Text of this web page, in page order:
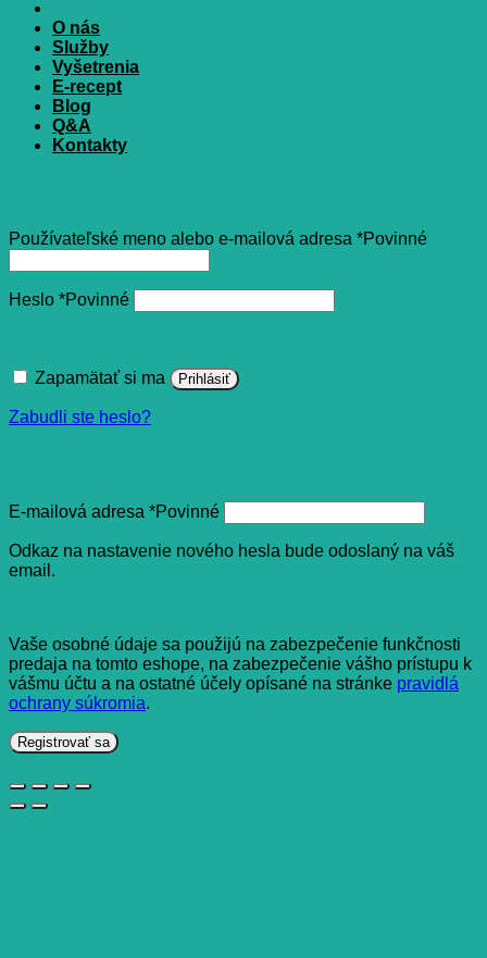
O nás
Služby
Vyšetrenia
E-recept
Blog
Q&A
Kontakty
Používateľské meno alebo e-mailová adresa *Povinné
Heslo *Povinné
Zapamätať si ma Prihlásiť
Zabudli ste heslo?
E-mailová adresa *Povinné
Odkaz na nastavenie nového hesla bude odoslaný na váš
email.
Vaše osobné údaje sa použijú na zabezpečenie funkčnosti
predaja na tomto eshope, na zabezpečenie vášho prístupu k
vášmu účtu a na ostatné účely opísané na stránke pravidlá
ochrany súkromia.
Registrovať sa